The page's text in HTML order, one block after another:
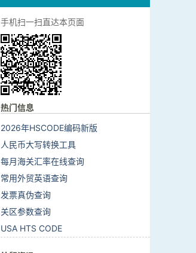
手机扫一扫直达本页面
热门信息
2026年HSCODE编码新版
人民币大写转换工具
每月海关汇率在线查询
常用外贸英语查询
发票真伪查询
关区参数查询
USA HTS CODE